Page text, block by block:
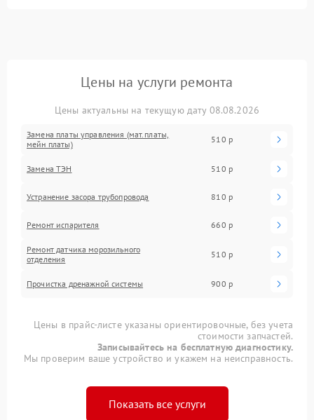
Цены на услуги ремонта
Цены актуальны на текущую дату 08.08.2026
Замена платы управления (мат.платы,
мейн платы)
510 р
Замена ТЭН 510 р
Устранение засора трубопровода 810 р
Ремонт испарителя 660 р
Ремонт датчика морозильного
отделения
510 р
Прочистка дренажной системы 900 р
Цены в прайс-листе указаны ориентировочные, без учета
стоимости запчастей.
Записывайтесь на бесплатную диагностику.
Мы проверим ваше устройство и укажем на неисправность.
Показать все услуги